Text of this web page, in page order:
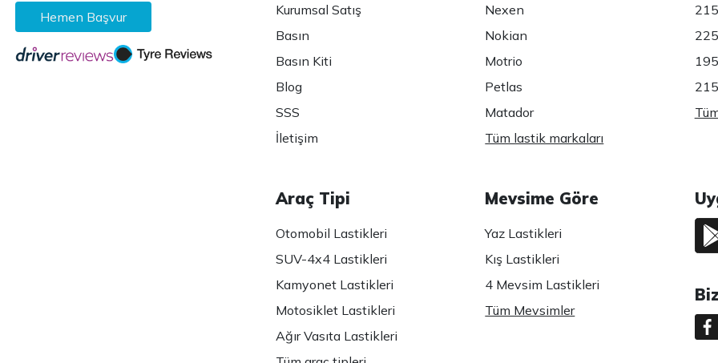
Hemen Başvur
Kurumsal Satış
Basın
Basın Kiti
Blog
SSS
İletişim
Nexen
Nokian
Motrio
Petlas
Matador
Tüm lastik markaları
Araç Tipi
Otomobil Lastikleri
SUV-4x4 Lastikleri
Kamyonet Lastikleri
Motosiklet Lastikleri
Ağır Vasıta Lastikleri
Mevsime Göre
Yaz Lastikleri
Kış Lastikleri
4 Mevsim Lastikleri
Tüm Mevsimler